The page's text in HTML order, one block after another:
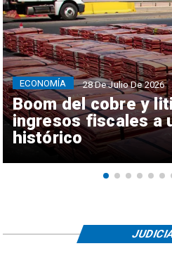
Boom del cobre y
ingresos fiscales a
histórico
ECONOMÍA 28 De Julio De 2026